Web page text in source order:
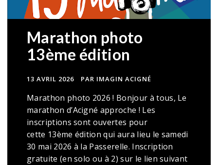
Marathon photo
13ème édition
13 AVRIL 2026 PAR IMAGIN ACIGNÉ
Marathon photo 2026 ! Bonjour à tous, Le
marathon d’Acigné approche ! Les
inscriptions sont ouvertes pour
cette 13ème édition qui aura lieu le samedi
30 mai 2026 à la Passerelle. Inscription
gratuite (en solo ou à 2) sur le lien suivant